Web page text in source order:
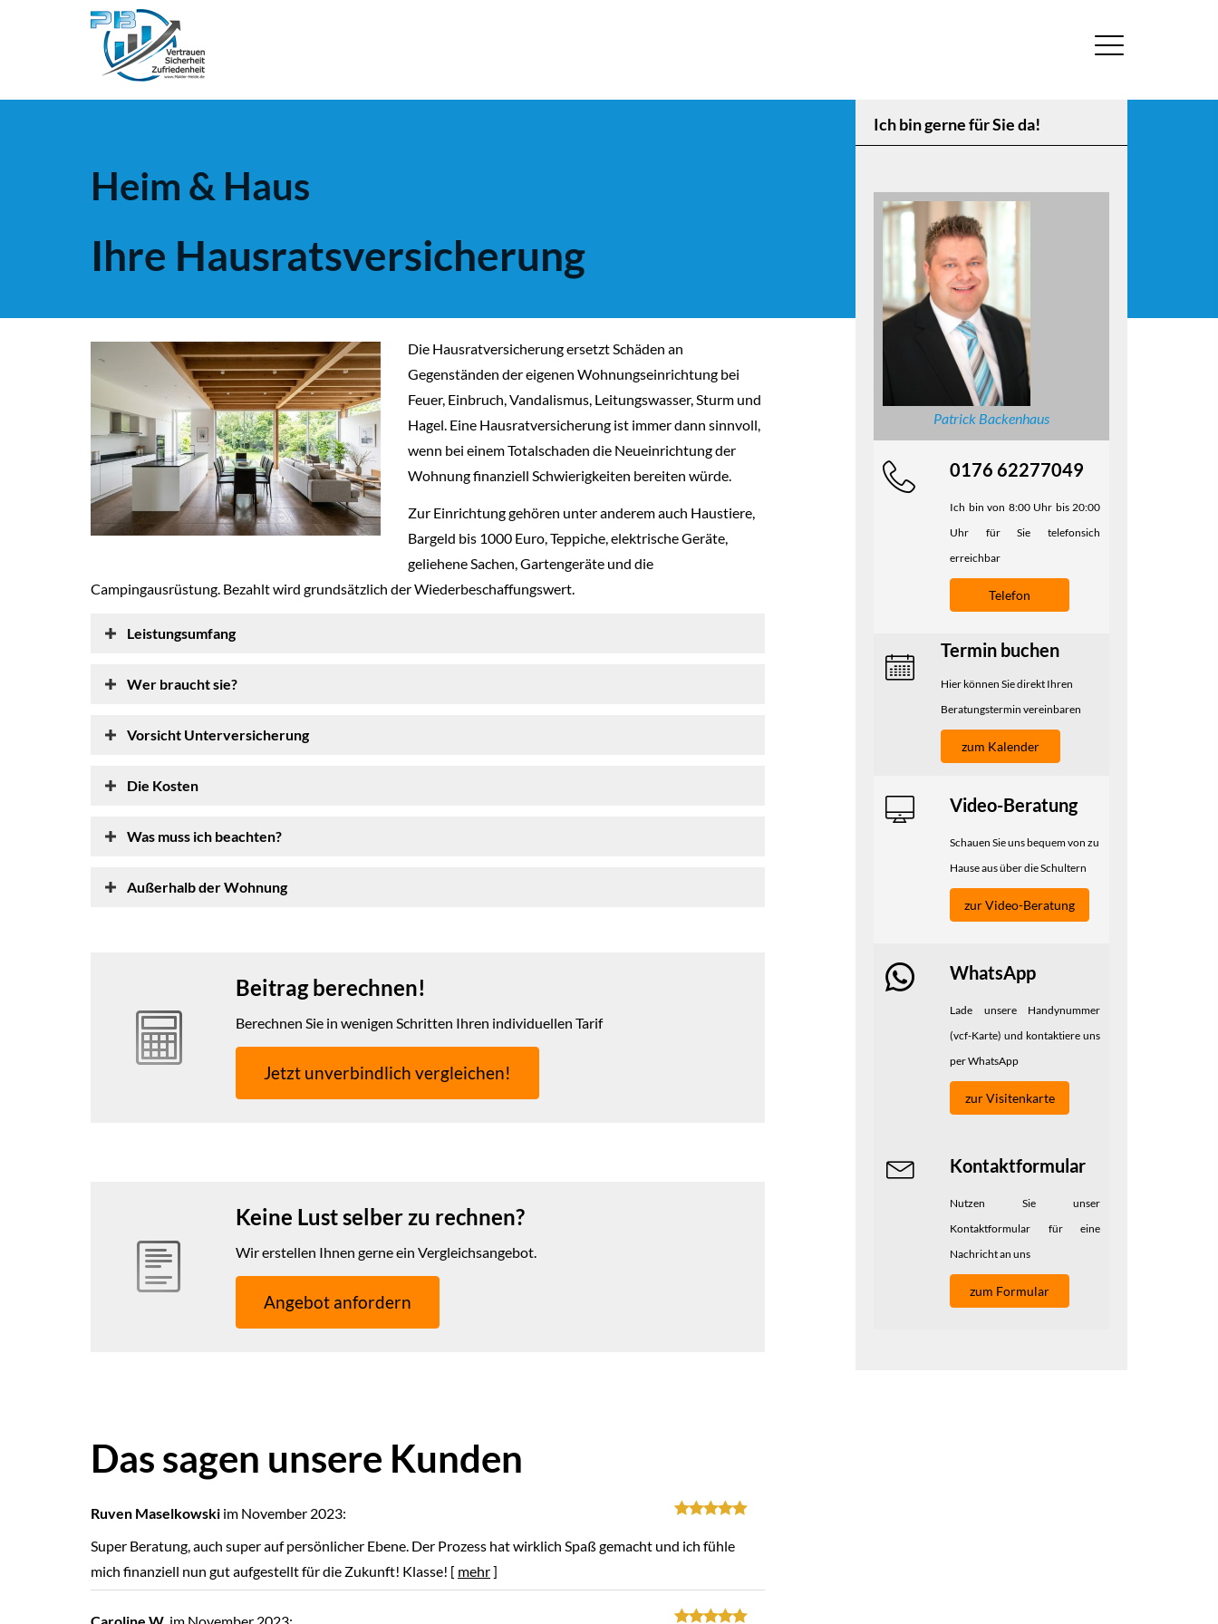
Ich bin gerne für Sie da!
Patrick Backenhaus
0176 62277049
Ich bin von 8:00 Uhr bis 20:00
Uhr für Sie telefonsich
erreichbar
Telefon
Termin buchen
Hier können Sie direkt Ihren
Beratungstermin vereinbaren
zum Kalender
Video-Beratung
Schauen Sie uns bequem von zu
Hause aus über die Schultern
zur Video-Beratung
WhatsApp
Lade unsere Handynummer
(vcf-Karte) und kontaktiere uns
per WhatsApp
zur Visitenkarte
Kontaktformular
Nutzen Sie unser
Kontaktformular für eine
Nachricht an uns
zum Formular
Heim & Haus
Ihre Hausratsversicherung
Die Haus­rat­ver­si­che­rung ersetzt Schäden an
Gegenständen der eigenen Wohnungseinrichtung bei
Feuer, Einbruch, Vandalismus, Leitungswasser, Sturm und
Hagel. Eine Haus­rat­ver­si­che­rung ist immer dann sinnvoll,
wenn bei einem Totalschaden die Neueinrichtung der
Wohnung finanziell Schwierigkeiten bereiten würde.
Zur Einrichtung gehören unter anderem auch Haustiere,
Bargeld bis 1000 Euro, Teppiche, elektrische Geräte,
geliehene Sachen, Gartengeräte und die
Campingausrüstung. Bezahlt wird grundsätzlich der Wiederbeschaffungswert.
Leistungsumfang
Wer braucht sie?
Vorsicht Unterversicherung
Die Kosten
Was muss ich beachten?
Außerhalb der Wohnung
Beitrag berechnen!
Berechnen Sie in wenigen Schritten Ihren individuellen Tarif
Jetzt unverbindlich ver­gleichen!
Keine Lust selber zu rechnen?
Wir erstellen Ihnen gerne ein Vergleichsangebot.
An­ge­bot an­for­dern
Das sagen unsere Kunden
Ruven Maselkowski im November 2023:
Super Beratung, auch super auf persönlicher Ebene. Der Prozess hat wirklich Spaß gemacht und ich fühle
mich finanziell nun gut aufgestellt für die Zukunft! Klasse! [ mehr]
Caroline W. im November 2023: